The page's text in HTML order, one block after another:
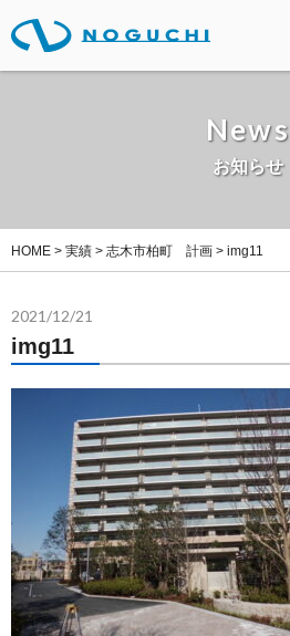
News
お知らせ
HOME > 実績 > 志木市柏町 計画 > img11
2021/12/21
img11